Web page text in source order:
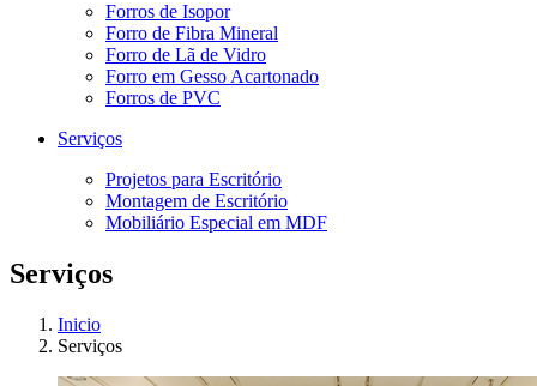
Forros de Isopor
Forro de Fibra Mineral
Forro de Lã de Vidro
Forro em Gesso Acartonado
Forros de PVC
Serviços
Projetos para Escritório
Montagem de Escritório
Mobiliário Especial em MDF
Serviços
Inicio
Serviços